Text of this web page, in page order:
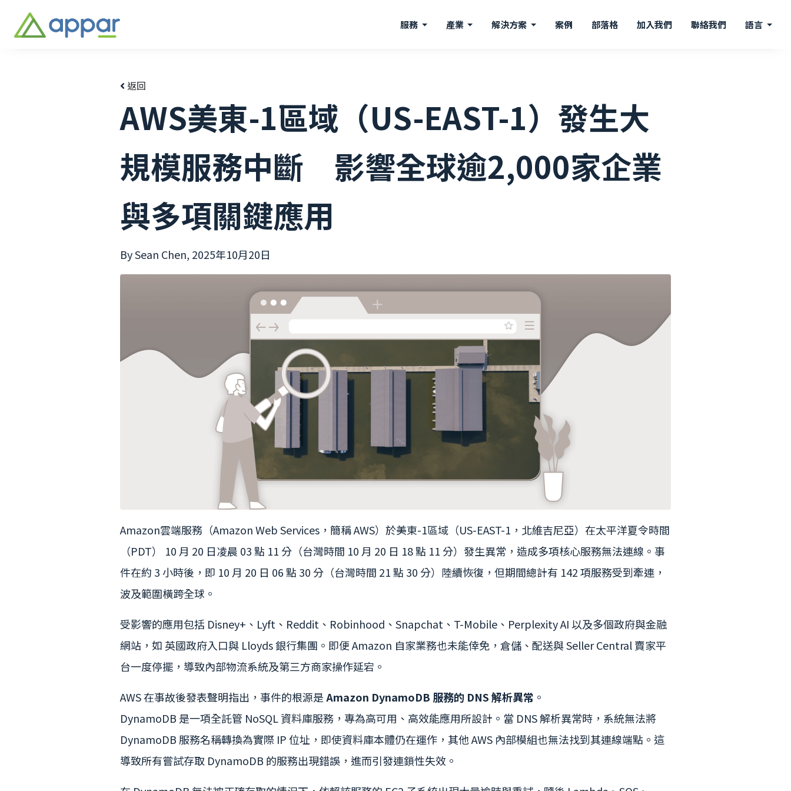
服務 產業 解決方案 案例 部落格 加入我們 聯絡我們 語言
返回
AWS美東-1區域（US-EAST-1）發生大
規模服務中斷 影響全球逾2,000家企業
與多項關鍵應用
By Sean Chen, 2025年10月20日
Amazon雲端服務（Amazon Web Services，簡稱 AWS）於美東-1區域（US-EAST-1，北維吉尼亞）在太平洋夏令時間
（PDT） 10 月 20 日凌晨 03 點 11 分（台灣時間 10 月 20 日 18 點 11 分）發生異常，造成多項核心服務無法連線。事
件在約 3 小時後，即 10 月 20 日 06 點 30 分（台灣時間 21 點 30 分）陸續恢復，但期間總計有 142 項服務受到牽連，
波及範圍橫跨全球。
受影響的應用包括 Disney+、Lyft、Reddit、Robinhood、Snapchat、T-Mobile、Perplexity AI 以及多個政府與金融
網站，如 英國政府入口與 Lloyds 銀行集團。即便 Amazon 自家業務也未能倖免，倉儲、配送與 Seller Central 賣家平
台一度停擺，導致內部物流系統及第三方商家操作延宕。
AWS 在事故後發表聲明指出，事件的根源是Amazon DynamoDB 服務的 DNS 解析異常 。
DynamoDB 是一項全託管 NoSQL 資料庫服務，專為高可用、高效能應用所設計。當 DNS 解析異常時，系統無法將
DynamoDB 服務名稱轉換為實際 IP 位址，即使資料庫本體仍在運作，其他 AWS 內部模組也無法找到其連線端點。這
導致所有嘗試存取 DynamoDB 的服務出現錯誤，進而引發連鎖性失效。